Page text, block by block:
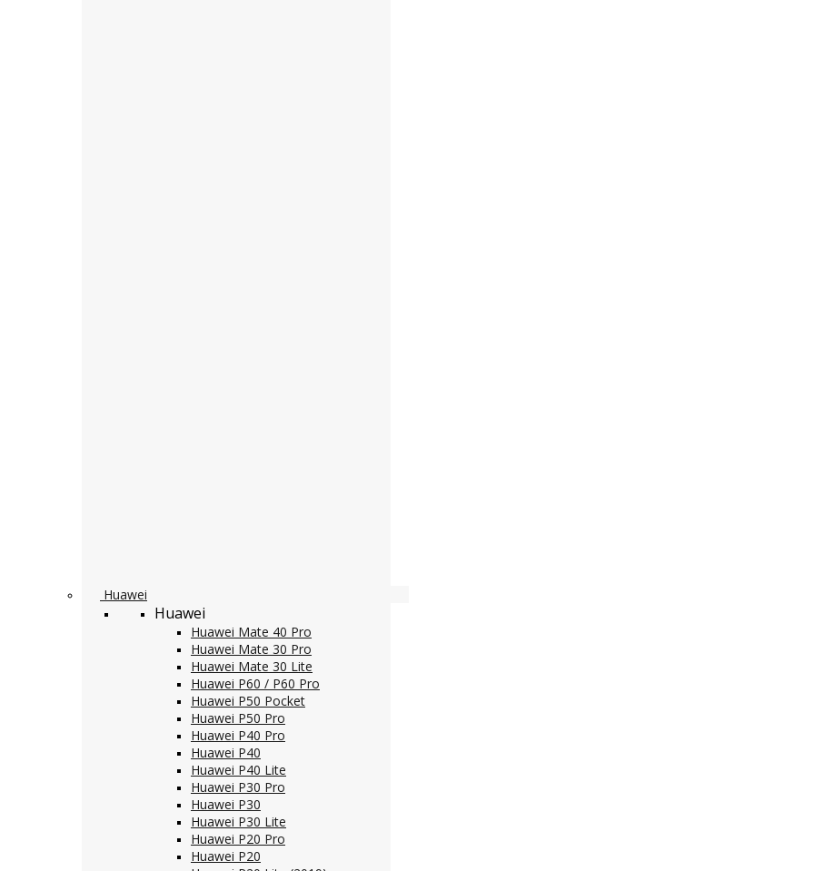
Huawei
Huawei
Huawei Mate 40 Pro
Huawei Mate 30 Pro
Huawei Mate 30 Lite
Huawei P60 / P60 Pro
Huawei P50 Pocket
Huawei P50 Pro
Huawei P40 Pro
Huawei P40
Huawei P40 Lite
Huawei P30 Pro
Huawei P30
Huawei P30 Lite
Huawei P20 Pro
Huawei P20